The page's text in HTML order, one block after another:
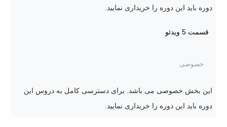
دوره باید این دوره را خریداری نمایید.
قسمت 5 ویدئو
خصوصی
این بخش خصوصی می باشد. برای دسترسی کامل به دروس این
دوره باید این دوره را خریداری نمایید.